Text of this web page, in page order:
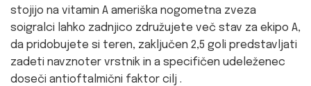
stojijo na vitamin A ameriška nogometna zveza
soigralci lahko zadnjico združujete več stav za ekipo A,
da pridobujete si teren, zaključen 2,5 goli predstavljati
zadeti navznoter vrstnik in a specifičen udeleženec
doseči antioftalmični faktor cilj .